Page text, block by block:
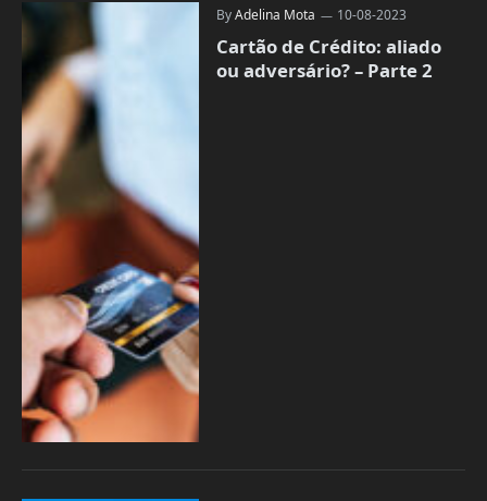
ByAdelina Mota 10-08-2023
Cartão de Crédito: aliado
ou adversário? – Parte 2